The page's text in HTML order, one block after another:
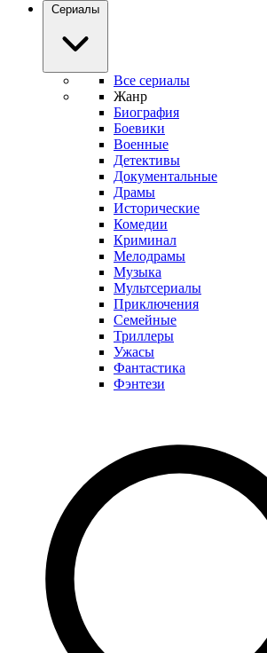
Сериалы
Все сериалы
Жанр
Биография
Боевики
Военные
Детективы
Документальные
Драмы
Исторические
Комедии
Криминал
Мелодрамы
Музыка
Мультсериалы
Приключения
Семейные
Триллеры
Ужасы
Фантастика
Фэнтези